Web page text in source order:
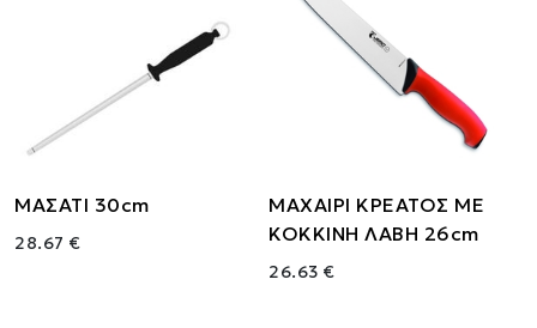
ΜΑΣΑΤΙ 30cm
28.67 €
ΜΑΧΑΙΡΙ ΚΡΕΑΤΟΣ ΜΕ
ΚΟΚΚΙΝΗ ΛΑΒΗ 26cm
26.63 €